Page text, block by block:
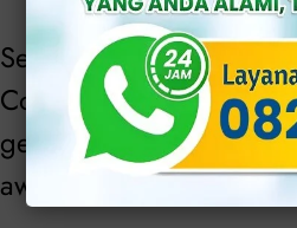
Setelah berjaya kembali,
Contoh, nyeri, gatal,
gejala herpes yang
awal.